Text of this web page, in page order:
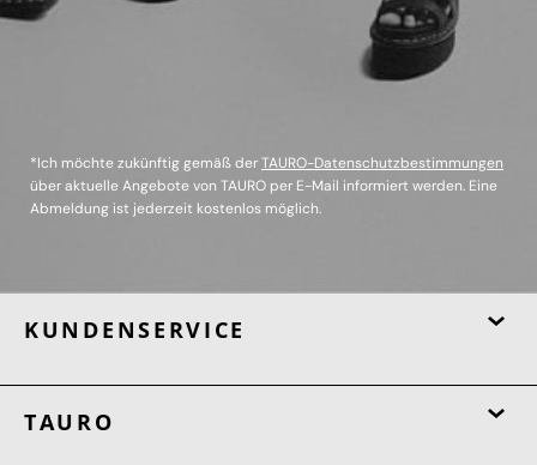
*Ich möchte zukünftig gemäß derTAURO-Datenschutzbestimmungen
über aktuelle Angebote von TAURO per E-Mail informiert werden. Eine
Abmeldung ist jederzeit kostenlos möglich.
KUNDENSERVICE
TAURO